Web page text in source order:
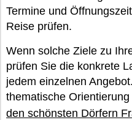
Termine und
Reise prüfen.
Wenn solche Ziele zu
prüfen Sie die konkrete
jedem einzelnen
thematische
den schönsten Dörfern